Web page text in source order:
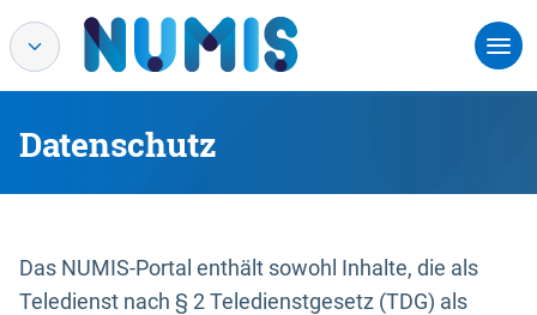
Datenschutz
Das NUMIS-Portal enthält sowohl Inhalte, die als
Teledienst nach § 2 Teledienstgesetz (TDG) als